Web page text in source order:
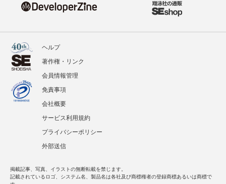
ヘルプ
著作権・リンク
会員情報管理
免責事項
会社概要
サービス利用規約
プライバシーポリシー
外部送信
掲載記事、写真、イラストの無断転載を禁じます。
記載されているロゴ、システム名、製品名は各社及び商標権者の登録商標あるいは商標で